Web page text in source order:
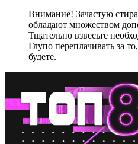
Внимание! Зачастую
обладают множеством
Тщательно взвесьте
Глупо переплачивать за
будете.